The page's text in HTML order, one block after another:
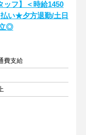
ッフ】＜時給1450
い★夕方退勤/土日
◎
費支給